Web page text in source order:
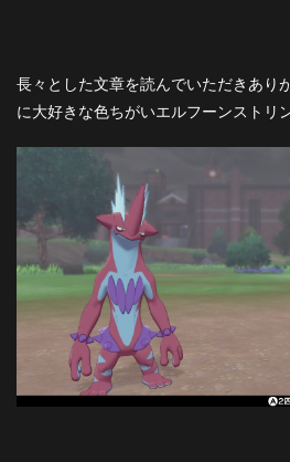
長々とした文章を読んでいただきあり
に大好きな色ちがいエルフーンストリ